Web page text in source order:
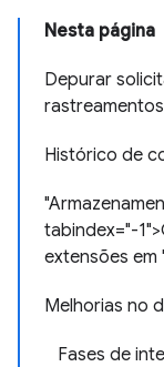
Nesta página
Depurar
Histórico de
tabindex="-
extensões em
Melhorias no
Fases de